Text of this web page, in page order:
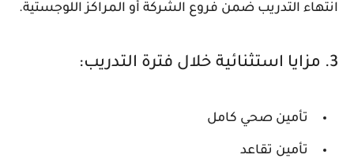
انتهاء التدريب ضمن فروع الشركة أو المراكز اللوجستية.
3. مزايا استثنائية خلال فترة التدريب:
تأمين صحي كامل
تأمين تقاعد